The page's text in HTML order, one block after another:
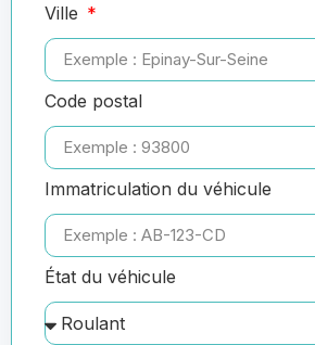
Ville
Code postal
Immatriculation du véhicule
État du véhicule